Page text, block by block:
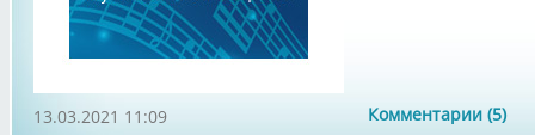
Комментарии (5)
13.03.2021 11:09